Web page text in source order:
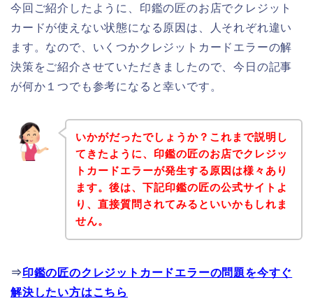
今回ご紹介したように、印鑑の匠のお店でクレジット
カードが使えない状態になる原因は、人それぞれ違い
ます。なので、いくつかクレジットカードエラーの解
決策をご紹介させていただきましたので、今日の記事
が何か１つでも参考になると幸いです。
いかがだったでしょうか？これまで説明し
てきたように、印鑑の匠のお店でクレジッ
トカードエラーが発生する原因は様々あり
ます。後は、下記印鑑の匠の公式サイトよ
り、直接質問されてみるといいかもしれま
せん。
⇒印鑑の匠のクレジットカードエラーの問題を今すぐ
解決したい方はこちら